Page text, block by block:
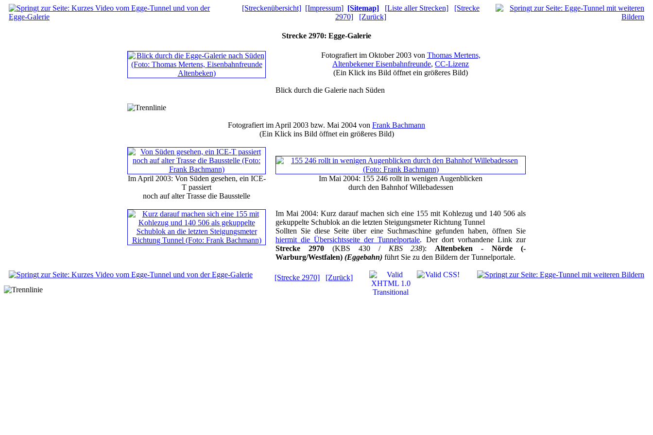
[Streckenübersicht] [Impressum] [Sitemap] [Liste aller Strecken]
[Strecke
2970]
[Zurück]
Strecke 2970: Egge-Galerie
Fotografiert im Oktober 2003 von Thomas Mertens,
Altenbekener Eisenbahnfreunde, CC-Lizenz
(Ein Klick ins Bild öffnet ein größeres Bild)
Blick durch die Galerie nach Süden
Fotografiert im April 2003 bzw. Mai 2004 von Frank Bachmann
(Ein Klick ins Bild öffnet ein größeres Bild)
Im April 2003: Von Süden gesehen, ein ICE-
T passiert
noch auf alter Trasse die Bausstelle
Im Mai 2004: 155 246 rollt in wenigen Augenblicken
durch den Bahnhof Willebadessen
Im Mai 2004: Kurz darauf machen sich eine 155 mit Kohlezug und 140 506 als
gekuppelte Schublok an die letzten Steigungsmeter Richtung Tunnel
Sollten Sie diese Seite über eine Suchmaschine gefunden haben, öffnen Sie
hiermit die Übersichtsseite der Tunnelportale. Der dort vorhandene Link zur
Strecke 2970(KBS 430 / KBS 238): Altenbeken - Nörde (-
Warburg/Westfalen) (Eggebahn) führt Sie zu den Bildern der Tunnelportale.
[Strecke 2970] [Zurück]